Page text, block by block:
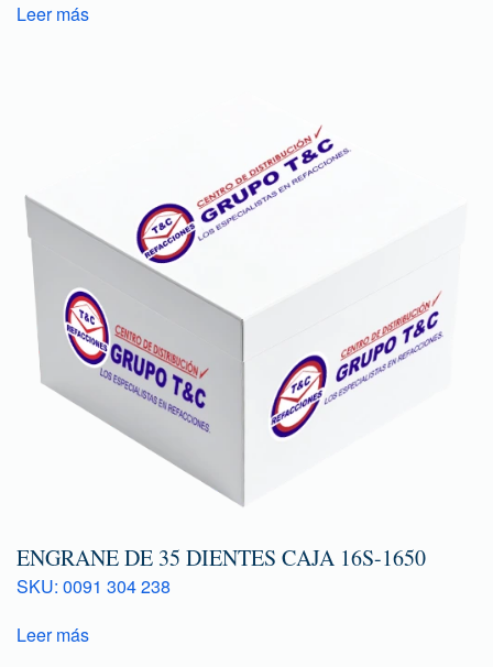
Leer más
ENGRANE DE 35 DIENTES CAJA 16S-1650
SKU: 0091 304 238
Leer más